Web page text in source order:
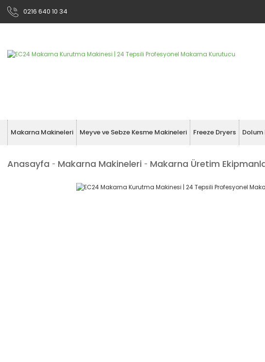
0216 640 10 34
Makarna Makineleri Meyve ve Sebze Kesme Makineleri Freeze Dryers Dolum
Anasayfa Makarna Makineleri Makarna Üretim